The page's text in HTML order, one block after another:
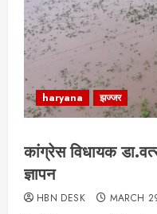
haryana झज्जर
कांग्रेस विधायक
ज्ञापन
HBN DESK MARCH